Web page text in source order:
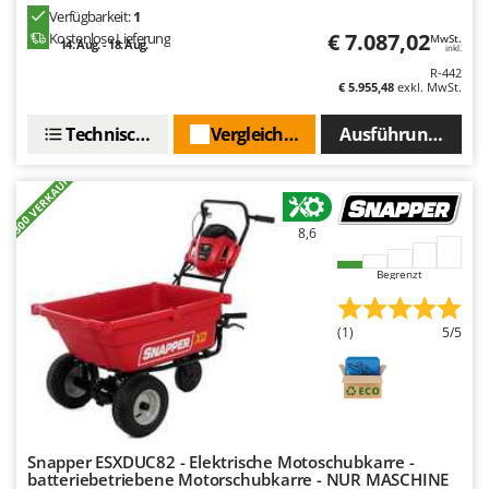
Spiralmac
Spring Protezione
Stiga
Stocker
TecnoGen
Tellarini Pompe
Telwin
Tenco
Titania
Verfügbarkeit:1
Kostenlose Lieferung
14. Aug. - 18. Aug. € 7.087,02MwSt.
inkl.
R-442
€ 5.955,48 exkl. MwSt.
Ausführungen(5)
Vergleichen Sie
Technische Daten
+300 VERKAUFT 8,6
Begrenzt
(1) 5/5
Snapper ESXDUC82 - Elektrische Motoschubkarre -
batteriebetriebene Motorschubkarre - NUR MASCHINE